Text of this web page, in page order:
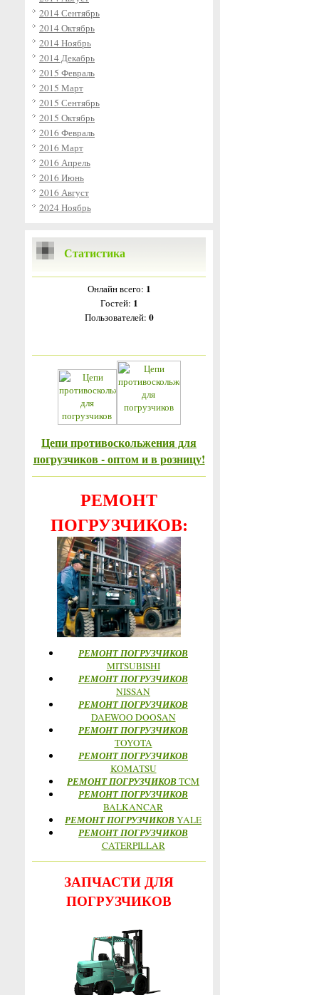
2014 Сентябрь
2014 Октябрь
2014 Ноябрь
2014 Декабрь
2015 Февраль
2015 Март
2015 Сентябрь
2015 Октябрь
2016 Февраль
2016 Март
2016 Апрель
2016 Июнь
2016 Август
2024 Ноябрь
Статистика
Онлайн всего: 1
Гостей: 1
Пользователей: 0
Цепи противоскольжения для
погрузчиков - оптом и в розницу!
РЕМОНТ
ПОГРУЗЧИКОВ:
РЕМОНТ ПОГРУЗЧИКОВ
MITSUBISHI
РЕМОНТ ПОГРУЗЧИКОВ
NISSAN
РЕМОНТ ПОГРУЗЧИКОВ
DAEWOO DOOSAN
РЕМОНТ ПОГРУЗЧИКОВ
TOYOTA
РЕМОНТ ПОГРУЗЧИКОВ
KOMATSU
РЕМОНТ ПОГРУЗЧИКОВTCM
РЕМОНТ ПОГРУЗЧИКОВ
BALKANCAR
РЕМОНТ ПОГРУЗЧИКОВYALE
РЕМОНТ ПОГРУЗЧИКОВ
CATERPILLAR
ЗАПЧАСТИ ДЛЯ
ПОГРУЗЧИКОВ